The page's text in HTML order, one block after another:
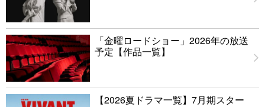
「金曜ロードショー」2026年の放送
予定【作品一覧】
【2026夏ドラマ一覧】7月期スター